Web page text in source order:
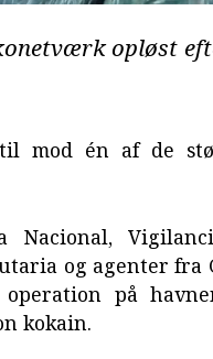
opløst
mod én af de
Nacional,
og agenter fra
på
kokain.